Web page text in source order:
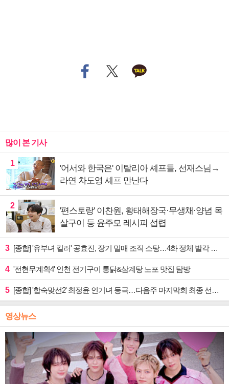
많이 본 기사
1
'어서와 한국은' 이탈리아 셰프들, 선재스님→
라연 차도영 셰프 만난다
2
'편스토랑' 이찬원, 황태해장국·무생채·양념 목
살구이 등 윤주모 레시피 섭렵
3 [종합] '유부녀 킬러' 공효진, 장기 밀매 조직 소탕…4화 정체 발각 위기 예고
4 '전현무계획4' 인천 전기구이 통닭&삼계탕 노포 맛집 탐방
5 [종합] '합숙맞선2' 최정윤 인기녀 등극…다음주 마지막회 최종 선택 예고
영상뉴스